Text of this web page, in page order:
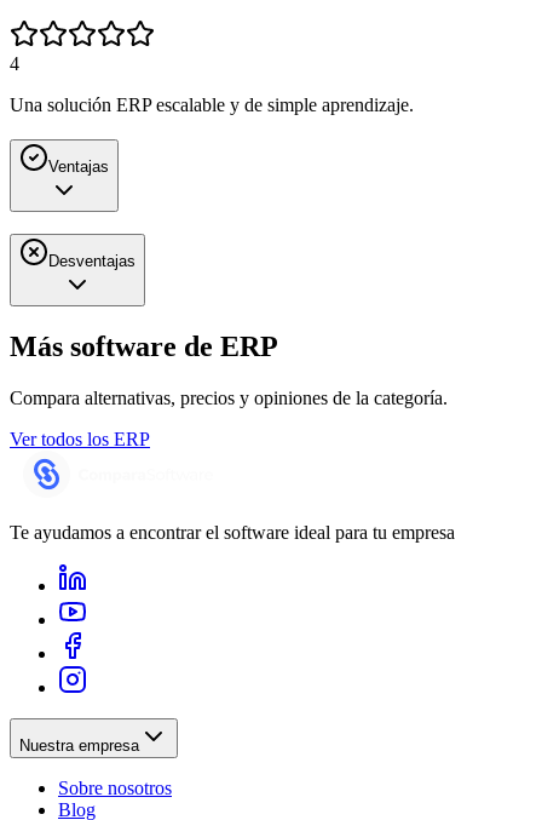
4
Una solución ERP escalable y de simple aprendizaje.
Ventajas
Desventajas
Más software de ERP
Compara alternativas, precios y opiniones de la categoría.
Ver todos los ERP
Te ayudamos a encontrar el software ideal para tu empresa
Nuestra empresa
Sobre nosotros
Blog